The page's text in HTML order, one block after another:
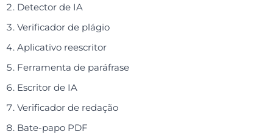
Detector de IA
Verificador de plágio
Aplicativo reescritor
Ferramenta de paráfrase
Escritor de IA
Verificador de redação
Bate-papo PDF